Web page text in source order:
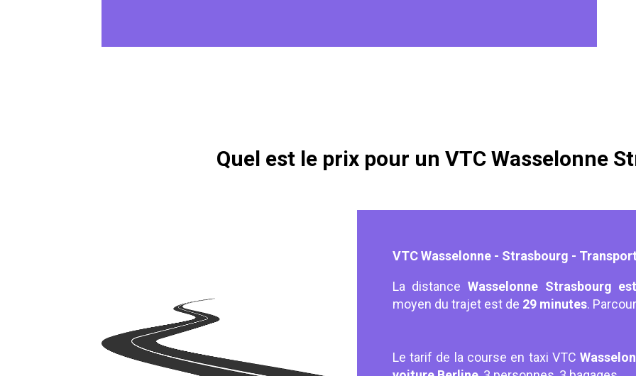
Quel est le prix pour un VTC Wasselonne
VTC Wasselonne - Strasbourg -
La distance Wasselonne Strasbourg
moyen du trajet est de 29 minutes.
Le tarif de la course en taxi VTC